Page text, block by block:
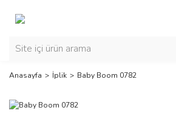
Anasayfa İplik Baby Boom 0782